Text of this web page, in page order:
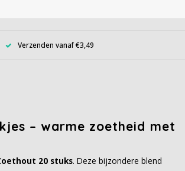
Verzenden vanaf €3,49
– warme zoetheid met
20 stuks. Deze bijzondere blend